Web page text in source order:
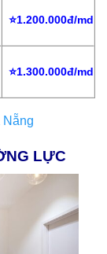
⭐1.200.000đ/md
⭐1.300.000đ/md
Nẵng
LỰC